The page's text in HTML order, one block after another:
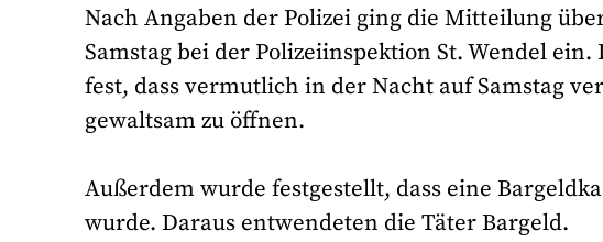
Nach Angaben der Polizei ging die Mitteilung
Samstag bei der Polizeiinspektion St. Wendel
fest, dass vermutlich in der Nacht auf Samstag
gewaltsam zu öffnen.
Außerdem wurde festgestellt, dass eine
wurde. Daraus entwendeten die Täter Bargeld.